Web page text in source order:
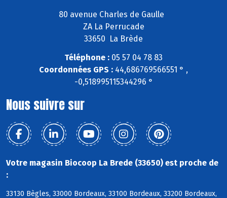
80 avenue Charles de Gaulle
ZA La Perrucade
33650 La Brède
Téléphone : 05 57 04 78 83
Coordonnées GPS : 44,686769566551 ° ,
-0,518995115344296 °
Nous suivre sur
Votre magasin Biocoop La Brede (33650) est proche de
:
33130 Bègles, 33000 Bordeaux, 33100 Bordeaux, 33200 Bordeaux,